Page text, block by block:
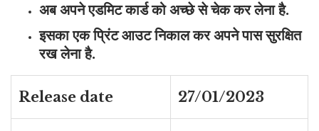
अब अपने एडमिट कार्ड को अच्छे से चेक कर लेना है.
इसका एक प्रिंट आउट निकाल कर अपने पास सुरक्षित
रख लेना है.
Release date 27/01/2023